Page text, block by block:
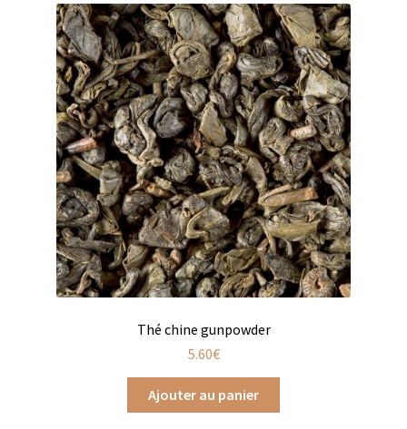
Coffrets thés
Conditionnement de nos thés et infusions
Conditions générales de ventes et mentions légales
Contactez-nous
Diffuseurs de parfum
Enfants
Cadeaux de naissance
Thé chine gunpowder
5.60€
Ajouter au panier